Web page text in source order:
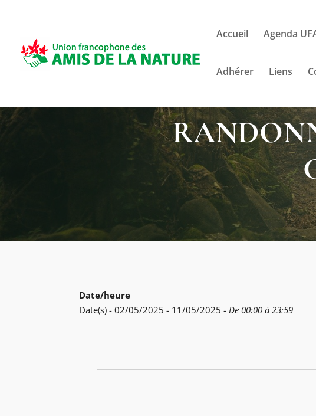
Accueil Agenda
Adhérer Liens
Date/heure
Date(s) - 02/05/2025 - 11/05/2025 -De 00:00 à 23:59